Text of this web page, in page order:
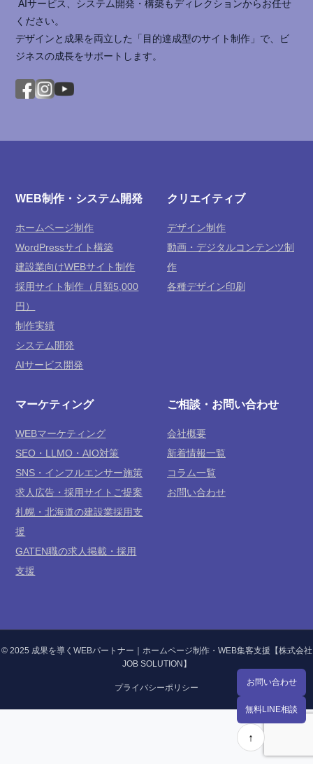
AIサービス、システム開発・構築もディレクションからお任せ
ください。
デザインと成果を両立した「目的達成型のサイト制作」で、ビ
ジネスの成長をサポートします。
WEB制作・システム開発
ホームページ制作
WordPressサイト構築
建設業向けWEBサイト制作
採用サイト制作（月額5,000
円）
制作実績
システム開発
AIサービス開発
クリエイティブ
デザイン制作
動画・デジタルコンテンツ制
作
各種デザイン印刷
マーケティング
WEBマーケティング
SEO・LLMO・AIO対策
SNS・インフルエンサー施策
求人広告・採用サイトご提案
札幌・北海道の建設業採用支
援
GATEN職の求人掲載・採用
支援
ご相談・お問い合わせ
会社概要
新着情報一覧
コラム一覧
お問い合わせ
© 2025 成果を導くWEBパートナー｜ホームページ制作・WEB集客支援【株式会社
JOB SOLUTION】
プライバシーポリシー
お問い合わせ
無料LINE相談
↑